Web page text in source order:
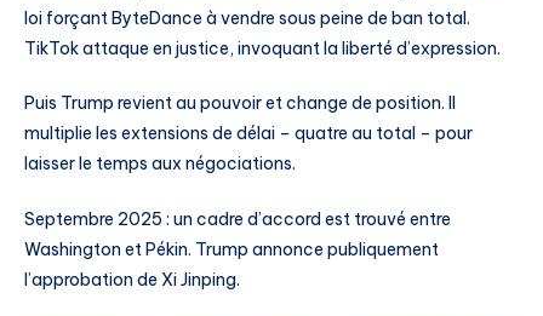
loi forçant ByteDance à vendre sous peine de ban total.
TikTok attaque en justice, invoquant la liberté d’expression.
Puis Trump revient au pouvoir et change de position. Il
multiplie les extensions de délai – quatre au total – pour
laisser le temps aux négociations.
Septembre 2025 : un cadre d’accord est trouvé entre
Washington et Pékin. Trump annonce publiquement
l’approbation de Xi Jinping.